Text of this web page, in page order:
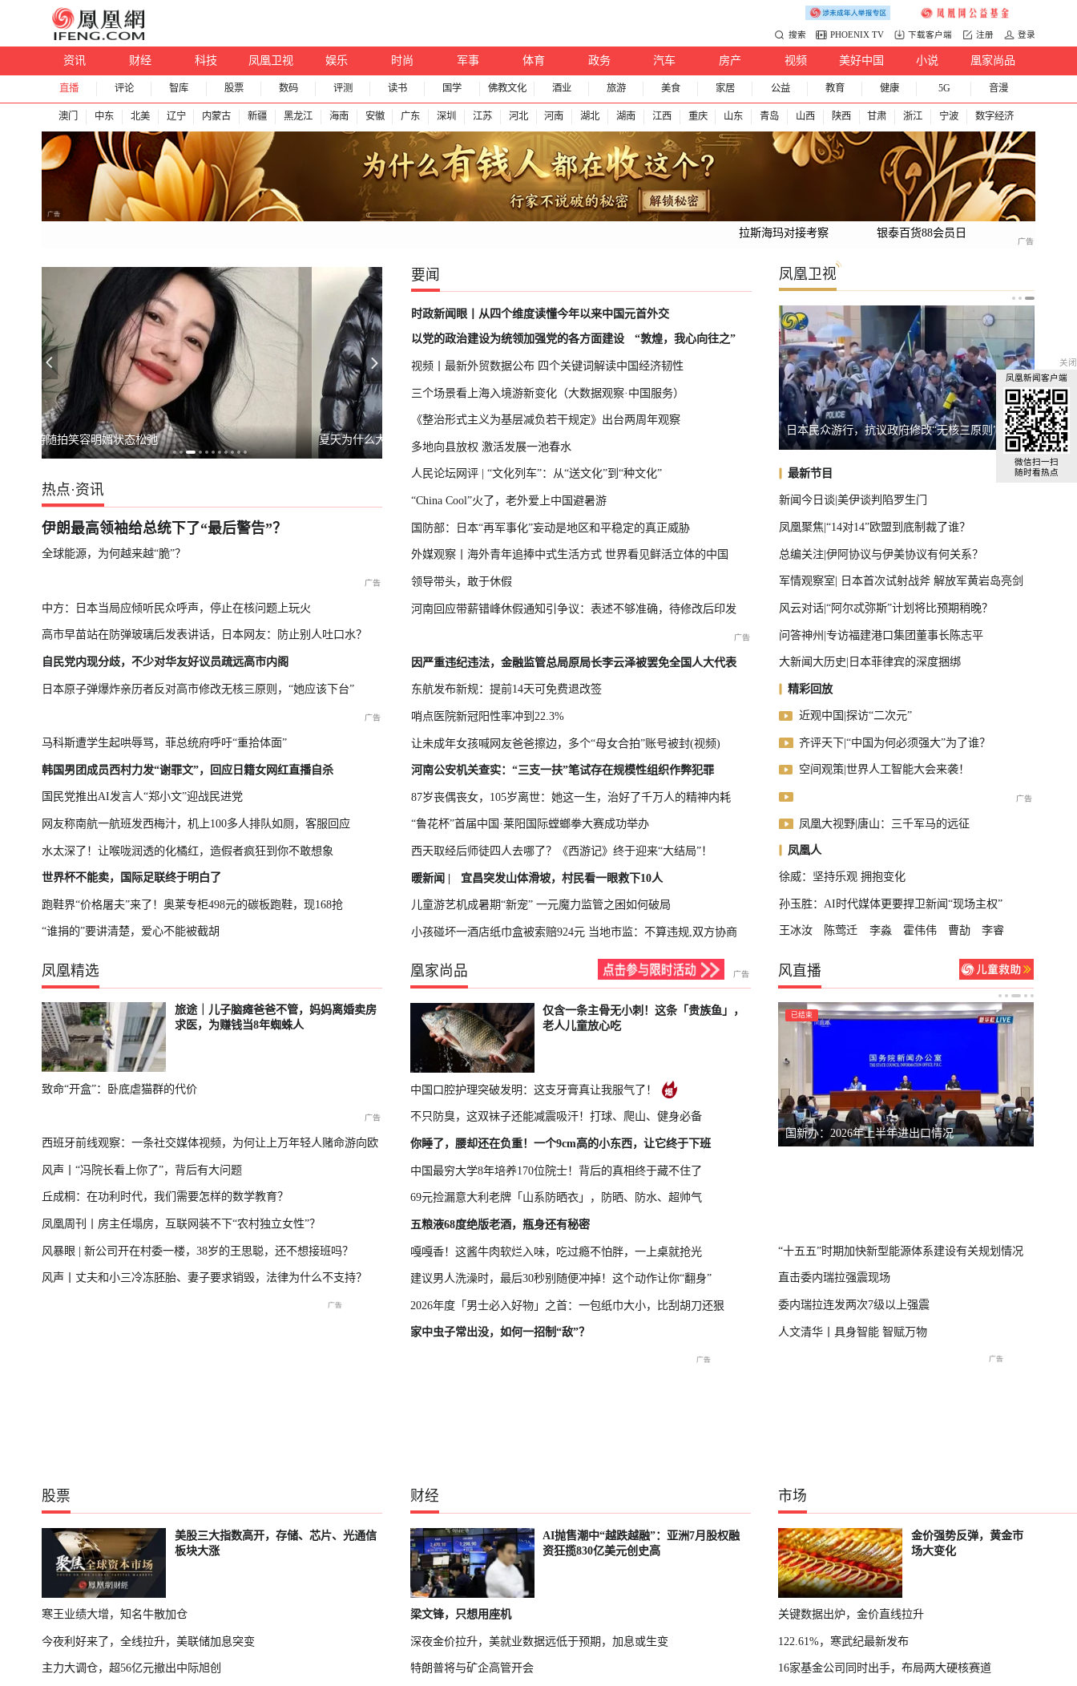
搜索 PHOENIX TV 下载客户端 注册 登录
资讯 财经 科技 凤凰卫视 娱乐 时尚 军事 体育 政务 汽车 房产 视频 美好中国 小说 凰家尚品
直播 评论 智库 股票 数码 评测 读书 国学 佛教文化 酒业 旅游 美食 家居 公益 教育 健康 5G 音漫
澳门 中东 北美 辽宁 内蒙古 新疆 黑龙江 海南 安徽 广东 深圳 江苏 河北 河南 湖北 湖南 江西 重庆 山东 青岛 山西 陕西 甘肃 浙江 宁波 数字经济
拉斯海玛对接考察 银泰百货88会员日
夏天为什么大家都去抢羽绒服了？ U17国足三连胜晋级半决赛 全球汽车前十，中国占了三把椅子
热点 ·资讯
伊朗最高领袖给总统下了“最后警告”？
全球能源，为何越来越“脆”？
中方：日本当局应倾听民众呼声，停止在核问题上玩火
高市早苗站在防弹玻璃后发表讲话，日本网友：防止别人吐口水？
自民党内现分歧，不少对华友好议员疏远高市内阁
日本原子弹爆炸亲历者反对高市修改无核三原则，“她应该下台”
马科斯遭学生起哄辱骂，菲总统府呼吁“重拾体面”
韩国男团成员西村力发“谢罪文”，回应日籍女网红直播自杀
国民党推出AI发言人“郑小文”迎战民进党
网友称南航一航班发西梅汁，机上100多人排队如厕，客服回应
水太深了！让喉咙润透的化橘红，造假者疯狂到你不敢想象
世界杯不能卖，国际足联终于明白了
跑鞋界“价格屠夫”来了！奥莱专柜498元的碳板跑鞋，现168抢
“谁捐的”要讲清楚，爱心不能被截胡
要闻
时政新闻眼丨从四个维度读懂今年以来中国元首外交
以党的政治建设为统领加强党的各方面建设
“敦煌，我心向往之”
视频丨最新外贸数据公布 四个关键词解读中国经济韧性
三个场景看上海入境游新变化（大数据观察·中国服务）
《整治形式主义为基层减负若干规定》出台两周年观察
多地向县放权 激活发展一池春水
人民论坛网评 | “文化列车”：从“送文化”到“种文化”
“China Cool”火了，老外爱上中国避暑游
国防部：日本“再军事化”妄动是地区和平稳定的真正威胁
外媒观察丨海外青年追捧中式生活方式 世界看见鲜活立体的中国
领导带头，敢于休假
河南回应带薪错峰休假通知引争议：表述不够准确，待修改后印发
因严重违纪违法，金融监管总局原局长李云泽被罢免全国人大代表
东航发布新规：提前14天可免费退改签
哨点医院新冠阳性率冲到22.3%
让未成年女孩喊网友爸爸擦边，多个“母女合拍”账号被封(视频)
河南公安机关查实：“三支一扶”笔试存在规模性组织作弊犯罪
87岁丧偶丧女，105岁离世：她这一生，治好了千万人的精神内耗
“鲁花杯”首届中国·莱阳国际螳螂拳大赛成功举办
西天取经后师徒四人去哪了？《西游记》终于迎来“大结局”！
暖新闻 | 宜昌突发山体滑坡，村民看一眼救下10人
儿童游艺机成暑期“新宠” 一元魔力监管之困如何破局
小孩碰坏一酒店纸巾盒被索赔924元 当地市监：不算违规,双方协商
凤凰卫视
日本民众游行，抗议政府修改“无核三原则” 台湾“汉光演习”在淡水河口设防 日本民众游行，抗议政府修改“无核三原则” 台湾“
最新节目
新闻今日谈|美伊谈判陷罗生门
凤凰聚焦|“14对14”欧盟到底制裁了谁？
总编关注|伊阿协议与伊美协议有何关系？
军情观察室| 日本首次试射战斧 解放军黄岩岛亮剑
风云对话|“阿尔忒弥斯”计划将比预期稍晚？
问答神州|专访福建港口集团董事长陈志平
大新闻大历史|日本菲律宾的深度捆绑
精彩回放
近观中国|探访“二次元”
齐评天下|“中国为何必须强大”为了谁？
空间观策|世界人工智能大会来袭！
凤凰大视野|唐山：三千军马的远征
凤凰人
徐威：坚持乐观 拥抱变化
孙玉胜：AI时代媒体更要捍卫新闻“现场主权”
王冰汝 陈莺迁 李淼 霍伟伟 曹劼 李睿
凤凰精选
旅途｜儿子脑瘫爸爸不管，妈妈离婚卖房
求医，为赚钱当8年蜘蛛人
致命“开盒”：卧底虐猫群的代价
西班牙前线观察：一条社交媒体视频，为何让上万年轻人赌命游向欧
洲？
风声丨“冯院长看上你了”，背后有大问题
丘成桐：在功利时代，我们需要怎样的数学教育？
凤凰周刊丨房主任塌房，互联网装不下“农村独立女性”？
风暴眼 | 新公司开在村委一楼，38岁的王思聪，还不想接班吗？
风声丨丈夫和小三冷冻胚胎、妻子要求销毁，法律为什么不支持？
凰家尚品
仅含一条主骨无小刺！这条「贵族鱼」，
老人儿童放心吃
中国口腔护理突破发明：这支牙膏真让我服气了！
不只防臭，这双袜子还能减震吸汗！打球、爬山、健身必备
你睡了，腰却还在负重！一个9cm高的小东西，让它终于下班
中国最穷大学8年培养170位院士！背后的真相终于藏不住了
69元捡漏意大利老牌「山系防晒衣」，防晒、防水、超帅气
五粮液68度绝版老酒，瓶身还有秘密
嘎嘎香！这酱牛肉软烂入味，吃过瘾不怕胖，一上桌就抢光
建议男人洗澡时，最后30秒别随便冲掉！这个动作让你“翻身”
2026年度「男士必入好物」之首：一包纸巾大小，比刮胡刀还狠
家中虫子常出没，如何一招制“敌”？
风直播
轮播中
经济运行情况
已结束
最新进展
会
已结束 已结束
南宁市防汛救灾新闻发布会（第三场）
“十五五”时期加快新型能源体系建设有关规划情况
直击委内瑞拉强震现场
委内瑞拉连发两次7级以上强震
人文清华丨具身智能 智赋万物
股票
美股三大指数高开，存储、芯片、光通信
板块大涨
寒王业绩大增，知名牛散加仓
今夜利好来了，全线拉升，美联储加息突变
主力大调仓，超56亿元撤出中际旭创
财经
AI抛售潮中“越跌越融”：亚洲7月股权融
资狂揽830亿美元创史高
梁文锋，只想用座机
深夜金价拉升，美就业数据远低于预期，加息或生变
特朗普将与矿企高管开会
市场
金价强势反弹，黄金市
场大变化
关键数据出炉，金价直线拉升
122.61%，寒武纪最新发布
16家基金公司同时出手，布局两大硬核赛道
关闭
凤凰新闻客户端
微信扫一扫
随时看热点